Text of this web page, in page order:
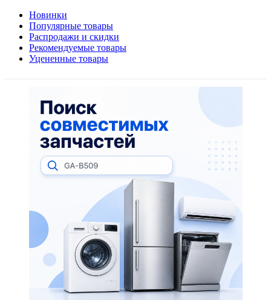
Новинки
Популярные товары
Распродажи и скидки
Рекомендуемые товары
Уцененные товары